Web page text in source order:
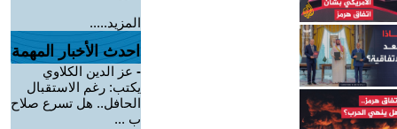
المزيد.....
احدث الأخبار المهمة
- عز الدين الكلاوي
يكتب: رغم الاستقبال
الحافل.. هل تسرع صلاح
ب ...